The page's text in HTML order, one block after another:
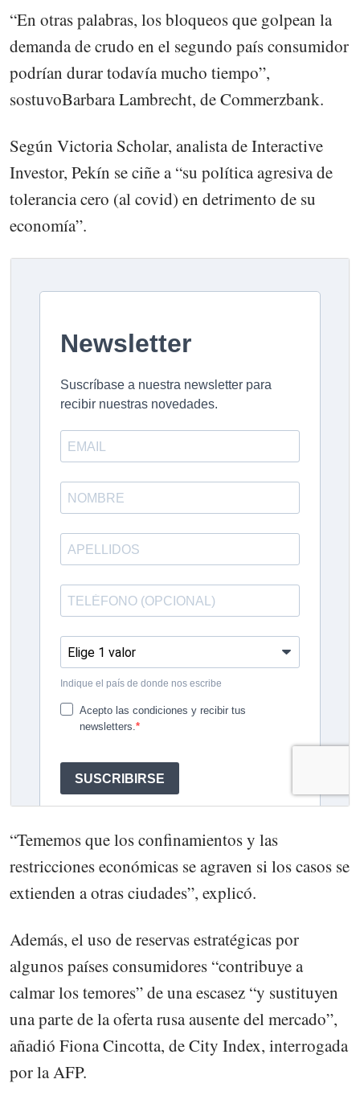
“En otras palabras, los bloqueos que golpean la
demanda de crudo en el segundo país consumidor
podrían durar todavía mucho tiempo”,
sostuvoBarbara Lambrecht, de Commerzbank.
Según Victoria Scholar, analista de Interactive
Investor, Pekín se ciñe a “su política agresiva de
tolerancia cero (al covid) en detrimento de su
economía”.
“Tememos que los confinamientos y las
restricciones económicas se agraven si los casos se
extienden a otras ciudades”, explicó.
Además, el uso de reservas estratégicas por
algunos países consumidores “contribuye a
calmar los temores” de una escasez “y sustituyen
una parte de la oferta rusa ausente del mercado”,
añadió Fiona Cincotta, de City Index, interrogada
por la AFP.